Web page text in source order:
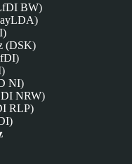
BW)
(DSK)
NI)
NRW)
RLP)